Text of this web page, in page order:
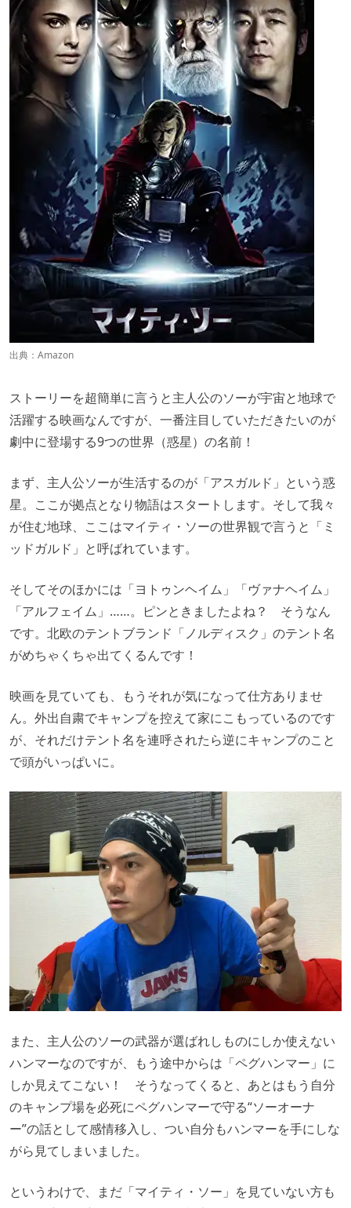
出典： Amazon
ストーリーを超簡単に言うと主人公のソーが宇宙と地球で
活躍する映画なんですが、一番注目していただきたいのが
劇中に登場する9つの世界（惑星）の名前！
まず、主人公ソーが生活するのが「アスガルド」という惑
星。ここが拠点となり物語はスタートします。そして我々
が住む地球、ここはマイティ・ソーの世界観で言うと「ミ
ッドガルド」と呼ばれています。
そしてそのほかには「ヨトゥンヘイム」「ヴァナヘイム」
「アルフェイム」……。ピンときましたよね？ そうなん
です。北欧のテントブランド「ノルディスク」のテント名
がめちゃくちゃ出てくるんです！
映画を見ていても、もうそれが気になって仕方ありませ
ん。外出自粛でキャンプを控えて家にこもっているのです
が、それだけテント名を連呼されたら逆にキャンプのこと
で頭がいっぱいに。
また、主人公のソーの武器が選ばれしものにしか使えない
ハンマーなのですが、もう途中からは「ペグハンマー」に
しか見えてこない！ そうなってくると、あとはもう自分
のキャンプ場を必死にペグハンマーで守る“ソーオーナ
ー”の話として感情移入し、つい自分もハンマーを手にしな
がら見てしまいました。
というわけで、まだ「マイティ・ソー」を見ていない方も